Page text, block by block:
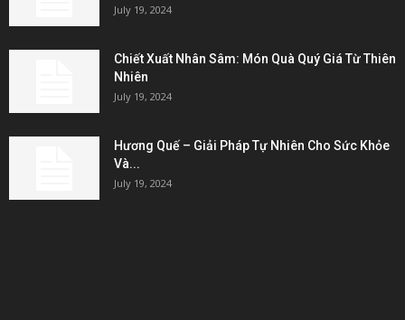
July 19, 2024
Chiết Xuất Nhân Sâm: Món Quà Quý Giá Từ Thiên
Nhiên
July 19, 2024
Hương Quế – Giải Pháp Tự Nhiên Cho Sức Khỏe
Và...
July 19, 2024